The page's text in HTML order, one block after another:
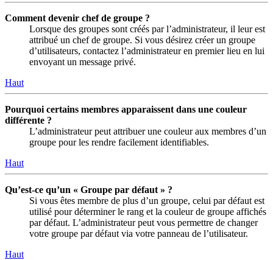
Comment devenir chef de groupe ?
Lorsque des groupes sont créés par l’administrateur, il leur est
attribué un chef de groupe. Si vous désirez créer un groupe
d’utilisateurs, contactez l’administrateur en premier lieu en lui
envoyant un message privé.
Haut
Pourquoi certains membres apparaissent dans une couleur
différente ?
L’administrateur peut attribuer une couleur aux membres d’un
groupe pour les rendre facilement identifiables.
Haut
Qu’est-ce qu’un « Groupe par défaut » ?
Si vous êtes membre de plus d’un groupe, celui par défaut est
utilisé pour déterminer le rang et la couleur de groupe affichés
par défaut. L’administrateur peut vous permettre de changer
votre groupe par défaut via votre panneau de l’utilisateur.
Haut